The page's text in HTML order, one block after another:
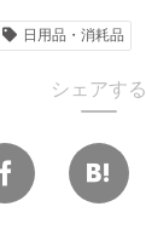
日用品・消耗品
シェアする